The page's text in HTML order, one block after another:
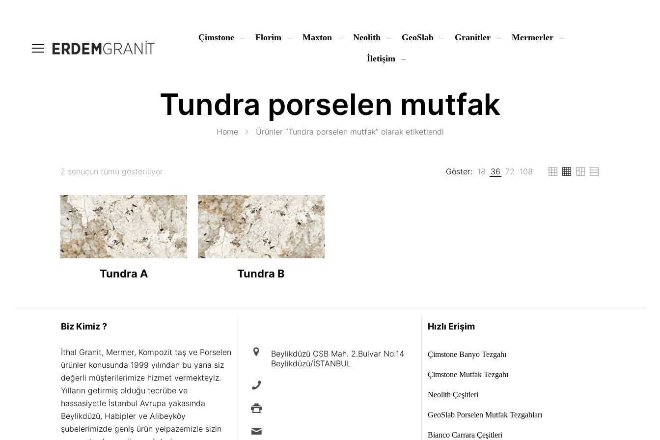
Çimstone Florim Maxton Neolith GeoSlab Granitler Mermerler
İletişim
Tundra porselen mutfak
Home Ürünler “Tundra porselen mutfak” olarak etiketlendi
2 sonucun tümü gösteriliyor Göster: 18 36 72 108
Tundra A Tundra B
Biz Kimiz ?
İthal Granit, Mermer, Kompozit taş ve Porselen
ürünler konusunda 1999 yılından bu yana siz
değerli müşterilerimize hizmet vermekteyiz.
Yılların getirmiş olduğu tecrübe ve
hassasiyetle İstanbul Avrupa yakasında
Beylikdüzü, Habipler ve Alibeyköy
şubelerimizde geniş ürün yelpazemizle sizin
Beylikdüzü OSB Mah. 2.Bulvar No:14
Beylikdüzü/İSTANBUL
Hızlı Erişim
Çimstone Banyo Tezgahı
Çimstone Mutfak Tezgahı
Neolith Çeşitleri
GeoSlab Porselen Mutfak Tezgahları
Bianco Carrara Çeşitleri